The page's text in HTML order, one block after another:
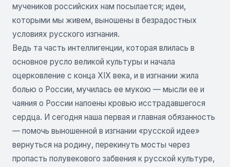
мучеников российских нам посылается; идеи,
которыми мы живем, выношены в безрадостных
условиях русского изгнания.
Ведь та часть интеллигенции, которая влилась в
основное русло великой культуры и начала
оцерковление с конца XIX века, и в изгнании жила
болью о России, мучилась ее мукою — мысли ее и
чаяния о России напоены кровью исстрадавшегося
сердца. И сегодня наша первая и главная обязанность
— помочь выно­шенной в изгнании «русской идее»
вернуться на родину, перекинуть мосты через
пропасть полувекового забвения к русской культуре,